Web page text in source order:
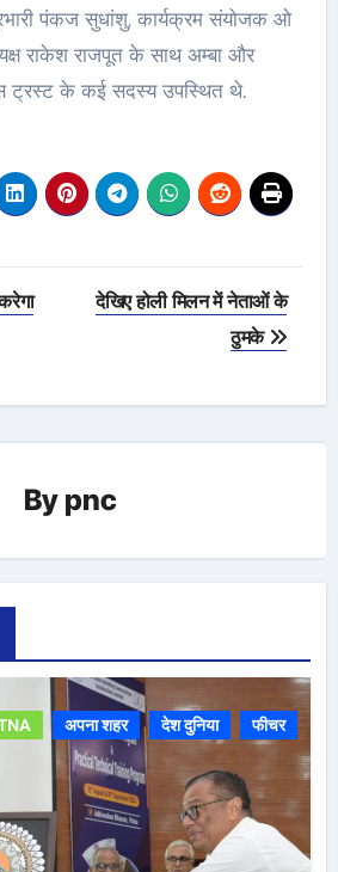
पंकज सुधांशु, कार्यक्रम संयोजक ओ
राकेश राजपूत के साथ अम्बा और
ट्रस्ट के कई सदस्य उपस्थित थे.
देखिए होली मिलन में नेताओं के
ठुमके
By pnc
अपना शहर देश दुनिया फीचर